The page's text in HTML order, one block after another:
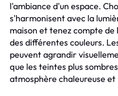
l'ambiance d'un espace.
s'harmonisent avec la
maison et tenez compte
des différentes couleurs.
peuvent agrandir
que les teintes plus
atmosphère chaleureuse